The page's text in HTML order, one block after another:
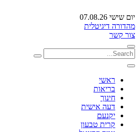
יום שישי 07.08.26
מהדורה דיגיטלית
צור קשר
ראשי
בריאות
חינוך
דעה אישית
יקנעם
קרית טבעון